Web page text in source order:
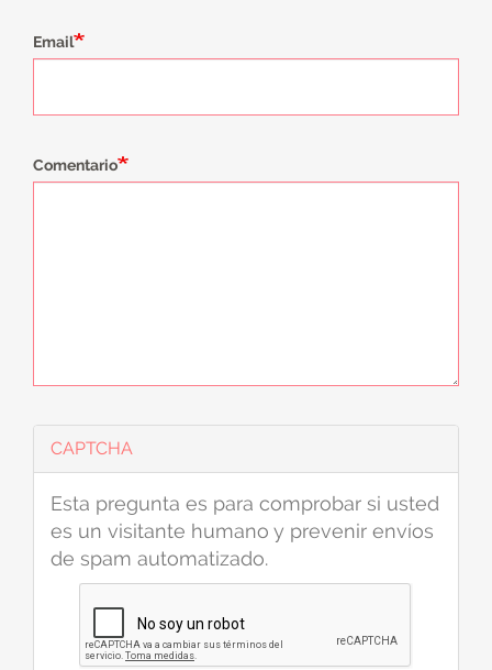
Email
Comentario
CAPTCHA
Esta pregunta es para comprobar si usted
es un visitante humano y prevenir envíos
de spam automatizado.